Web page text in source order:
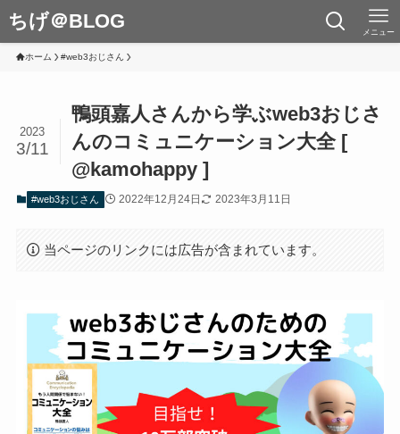
ちげ＠BLOG メニュー
ホーム #web3おじさん
鴨頭嘉人さんから学ぶweb3おじさ
んのコミュニケーション大全 [
@kamohappy ]
2023
3/11
#web3おじさん 2022年12月24日 2023年3月11日
当ページのリンクには広告が含まれています。